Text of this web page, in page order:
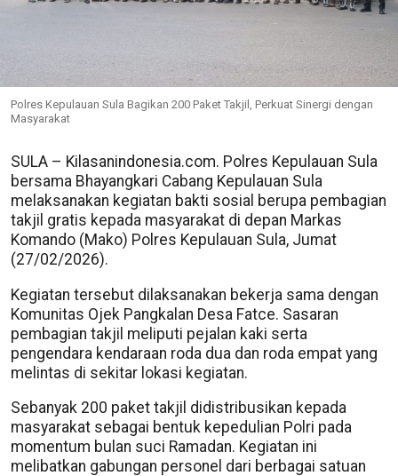
Polres Kepulauan Sula Bagikan 200 Paket Takjil, Perkuat Sinergi dengan
Masyarakat
SULA – Kilasanindonesia.com. Polres Kepulauan Sula
bersama Bhayangkari Cabang Kepulauan Sula
melaksanakan kegiatan bakti sosial berupa pembagian
takjil gratis kepada masyarakat di depan Markas
Komando (Mako) Polres Kepulauan Sula, Jumat
(27/02/2026).
Kegiatan tersebut dilaksanakan bekerja sama dengan
Komunitas Ojek Pangkalan Desa Fatce. Sasaran
pembagian takjil meliputi pejalan kaki serta
pengendara kendaraan roda dua dan roda empat yang
melintas di sekitar lokasi kegiatan.
Sebanyak 200 paket takjil didistribusikan kepada
masyarakat sebagai bentuk kepedulian Polri pada
momentum bulan suci Ramadan. Kegiatan ini
melibatkan gabungan personel dari berbagai satuan